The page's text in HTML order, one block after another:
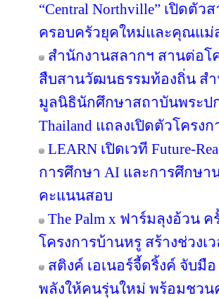
“Central Northville” เปิดตั
ครอบครัวยุคใหม่และคุณแม่
สำนักงานสลากฯ สานต่อโค
สืบสานวัฒนธรรมท้องถิ่น สำ
มูลนิธินักศึกษาสถาบันพระปก
Thailand แถลงเปิดตัวโครงก
LEARN เปิดเวที Future-
การศึกษา AI และการศึกษ
คะแนนสอบ
The Palm x ฟาร์มลุงอ้วน
โครงการบ้านหรู สร้างช่วงเ
สติงค์ เอเนอร์จี้ดริ้งค์ จับ
พลังให้คนรุ่นใหม่ พร้อมชว